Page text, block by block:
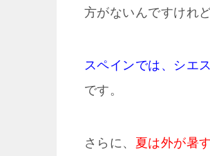
方がないんですけれど
スペインでは、シエ
です。
さらに、 夏は外が暑